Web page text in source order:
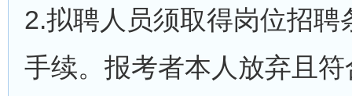
2.拟聘人员须取得岗位招
手续。报考者本人放弃且